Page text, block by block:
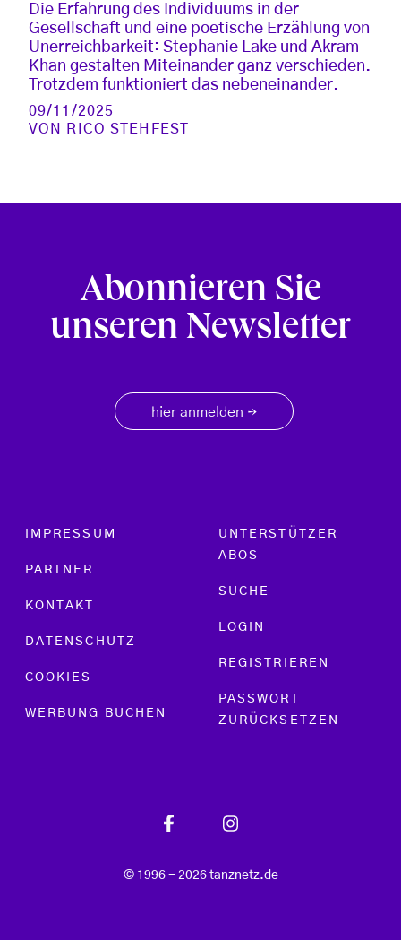
Die Erfahrung des Individuums in der
Gesellschaft und eine poetische Erzählung von
Unerreichbarkeit: Stephanie Lake und Akram
Khan gestalten Miteinander ganz verschieden.
Trotzdem funktioniert das nebeneinander.
09/11/2025
VON
RICO STEHFEST
Abonnieren Sie
unseren Newsletter
hier anmelden →
Footer menu
IMPRESSUM
PARTNER
KONTAKT
DATENSCHUTZ
COOKIES
WERBUNG BUCHEN
UNTERSTÜTZER
ABOS
SUCHE
LOGIN
REGISTRIEREN
PASSWORT
ZURÜCKSETZEN
© 1996 - 2026 tanznetz.de